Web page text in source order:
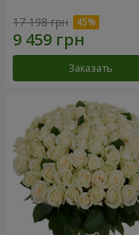
17 198 грн
Заказать